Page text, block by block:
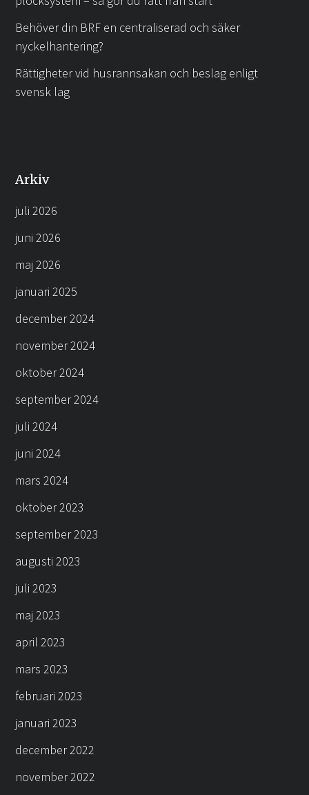
Behöver din BRF en centraliserad och säker
nyckelhantering?
Rättigheter vid husrannsakan och beslag enligt
svensk lag
Arkiv
juli 2026
juni 2026
maj 2026
januari 2025
december 2024
november 2024
oktober 2024
september 2024
juli 2024
juni 2024
mars 2024
oktober 2023
september 2023
augusti 2023
juli 2023
maj 2023
april 2023
mars 2023
februari 2023
januari 2023
december 2022
november 2022